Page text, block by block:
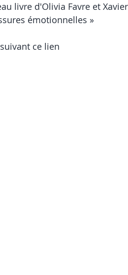
livre d'Olivia Favre et
émotionnelles »
ce lien